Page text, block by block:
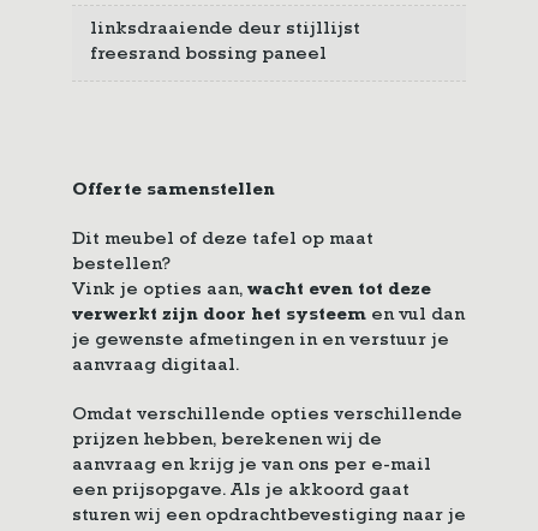
linksdraaiende deur stijllijst
freesrand bossing paneel
Offerte samenstellen
Dit meubel of deze tafel op maat
bestellen?
Vink je opties aan, wacht even tot deze
verwerkt zijn door het systeem en vul dan
je gewenste afmetingen in en verstuur je
aanvraag digitaal.
Omdat verschillende opties verschillende
prijzen hebben, berekenen wij de
aanvraag en krijg je van ons per e-mail
een prijsopgave. Als je akkoord gaat
sturen wij een opdrachtbevestiging naar je